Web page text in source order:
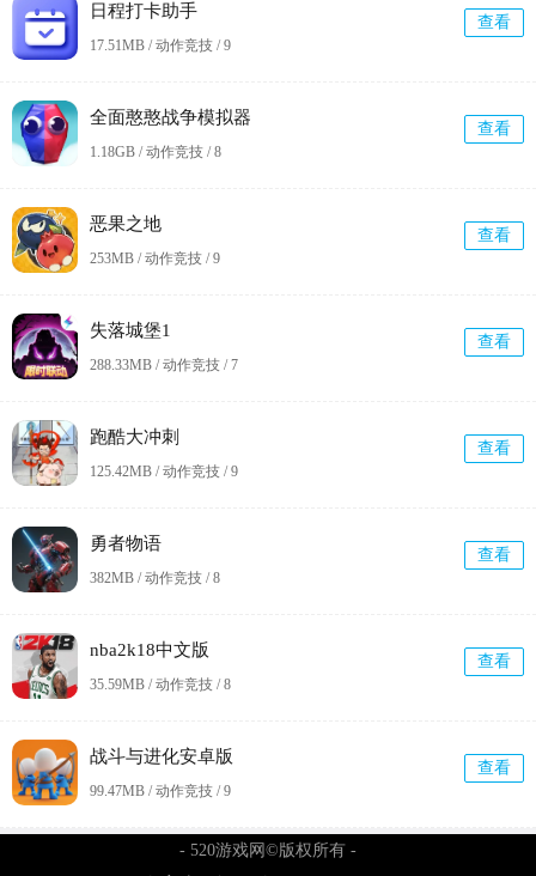
日程打卡助手
17.51MB / 动作竞技 /9
查看
全面憨憨战争模拟器
1.18GB / 动作竞技 /8
查看
恶果之地
253MB / 动作竞技 /9
查看
失落城堡1
288.33MB / 动作竞技 /7
查看
跑酷大冲刺
125.42MB / 动作竞技 /9
查看
勇者物语
382MB / 动作竞技 /8
查看
nba2k18中文版
35.59MB / 动作竞技 /8
查看
战斗与进化安卓版
99.47MB / 动作竞技 /9
查看
- 520游戏网©版权所有 -